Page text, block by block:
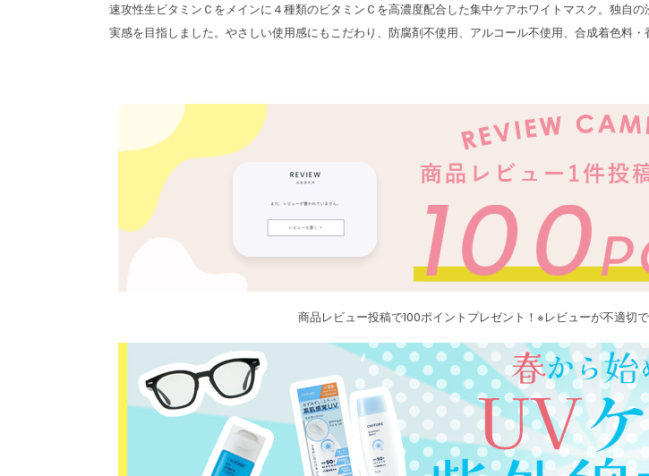
速攻性生ビタミンＣをメインに４種類のビタミンＣを高濃度配合した集中ケアホワイトマスク。独自
実感を目指しました。やさしい使用感にもこだわり、防腐剤不使用、アルコール不使用、合成着色料・
商品レビュー投稿で100ポイントプレゼント！※レビューが不適切